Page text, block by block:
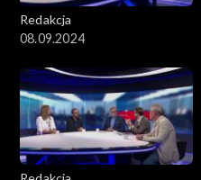
Redakcja
08.09.2024